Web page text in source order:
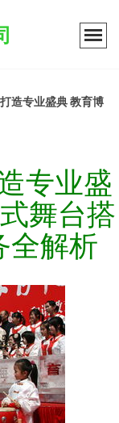
造专业盛典 教育博
专业盛
舞台搭
全解析